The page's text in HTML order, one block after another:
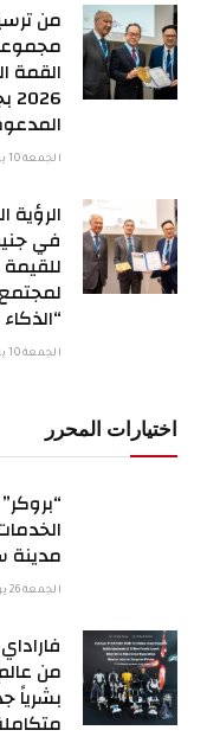
من
الجمعة 10 يوليو 10:19 م
الرؤية
في
الجمعة 10 يوليو 2:36 م
اختيارات المحرر
الجمعة 26 يونيو 8:42 م
بشرياً